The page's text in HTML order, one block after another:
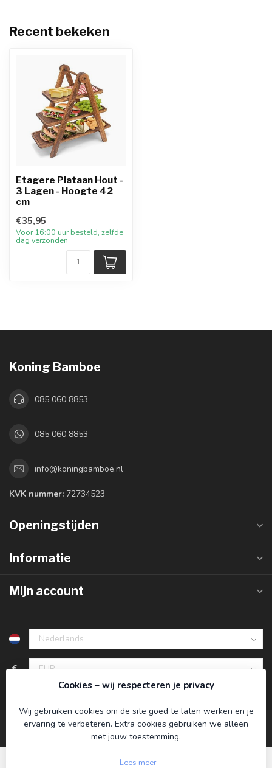
Recent bekeken
Etagere Plataan Hout -
3 Lagen - Hoogte 42
cm
€35,95
Voor 16:00 uur besteld, zelfde
dag verzonden
Koning Bamboe
085 060 8853
085 060 8853
info@koningbamboe.nl
KVK nummer: 72734523
Openingstijden
Informatie
Mijn account
€
Cookies – wij respecteren je privacy
Wij gebruiken cookies om de site goed te laten werken en je
ervaring te verbeteren. Extra cookies gebruiken we alleen
met jouw toestemming.
Lees meer